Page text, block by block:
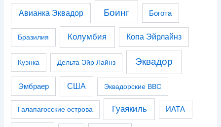
Авианка Эквадор Боинг Богота
Бразилия Колумбия Копа Эйрлайнз
Куэнка Дельта Эйр Лайнз Эквадор
Эмбраер США Эквадорские ВВС
Галапагосские острова Гуаякиль ИАТА